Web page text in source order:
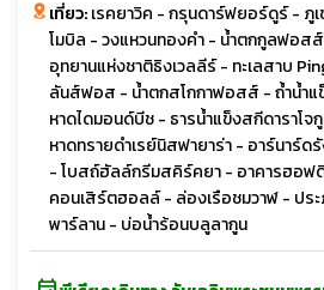
เที่ยว:เรคยาวิค - กรุนดาร์ฟยอร์ดูร์ - ภู
โมบิล - วงแหวนทองคำ - น้ำตกกูลฟอส
อุทยานแห่งชาติธิงเวลลีร์ - ทะเลสาบ
ลันส์ฟอส - น้ำตกสโกกาฟอสส์ - ถ้ำน้ำแ
หาดไดมอนด์บีช - ธารน้ำแข็งสกีดาราโจ
หาดทรายดำเรย์นิสฟายาร่า - อาร์นาร์ด
- โบสถ์ฮัลล์กรีมสคิร์คยา - อาคารฮอฟดิ
คอนเสิร์ตฮอลล์ - ล่องเรือชมวาฬ - ปร
พาร์ลาน - บ่อน้ำร้อนบลูลากูน